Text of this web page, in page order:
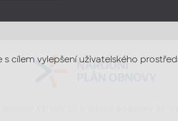
cílem vylepšení uživatelského